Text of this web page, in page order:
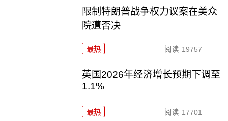
限制特朗普战争权力议案在美众
院遭否决
最热 阅读 19757
英国2026年经济增长预期下调至
1.1%
最热 阅读 17701